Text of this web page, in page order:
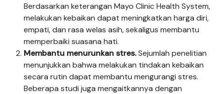
Berdasarkan keterangan Mayo Clinic Health System,
melakukan kebaikan dapat meningkatkan harga diri,
empati, dan rasa welas asih, sekaligus membantu
memperbaiki suasana hati.
Membantu menurunkan stres.Sejumlah penelitian
menunjukkan bahwa melakukan tindakan kebaikan
secara rutin dapat membantu mengurangi stres.
Beberapa studi juga mengaitkannya dengan